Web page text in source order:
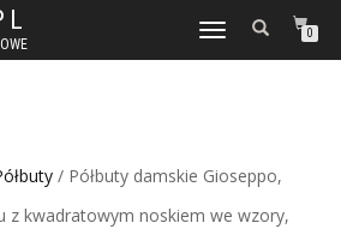
WŁĄCZ
NAWIGACJĘ
0
/ Półbuty damskie Gioseppo,
z kwadratowym noskiem we wzory,